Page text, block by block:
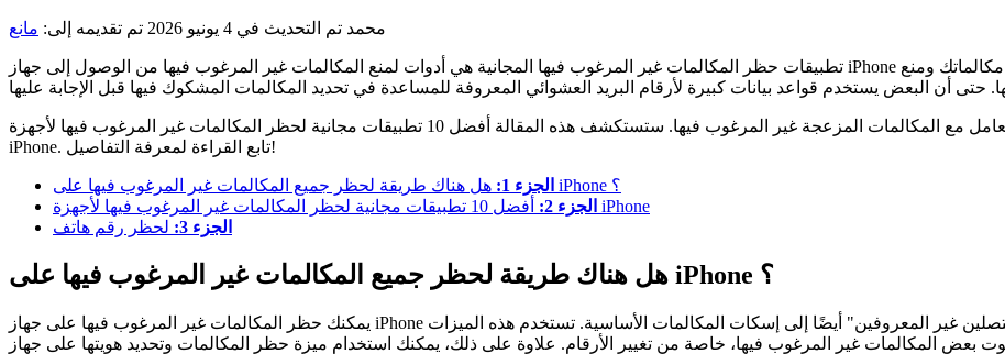
محمد تم التحديث في 4 يونيو 2026 تم تقديمه إلى: مانع
تطبيقات حظر المكالمات غير المرغوب فيها المجانية هي أدوات لمنع المكالمات غير المرغوب فيها من الوصول إلى جهاز iPhone الخاص بك. تستخدم هذه التطبيقات القيمة أحدث التقنيات لتصفية مكالماتك ومنع
باستخدام أي من هذه التطبيقات، يمكنك استخدام هاتفك دون التعامل مع المكالمات المزعجة غير المرغوب فيها. ستستكشف هذه المقالة أفضل 10 تطبيقات مجانية لحظر المكالمات غير المرغوب فيها لأجهزة
iPhone. تابع القراءة لمعرفة التفاصيل!
الجزء 1:
هل هناك طريقة لحظر جميع المكالمات غير المرغوب فيها على iPhone ؟
الجزء 2: أفضل 10 تطبيقات مجانية لحظر المكالمات غير المرغوب فيها لأجهزة iPhone
الجزء 3:
لحظر رقم هاتف
هل هناك طريقة لحظر جميع المكالمات غير المرغوب فيها على iPhone ؟
يمكنك حظر المكالمات غير المرغوب فيها على جهاز iPhone الخاص بك، ولكن لها حدود. قد تؤدي ميزات مثل "إسكات المتصلين غير المعروفين" أيضًا إلى إسكات المكالمات الأساسية. تستخدم هذه الميزات